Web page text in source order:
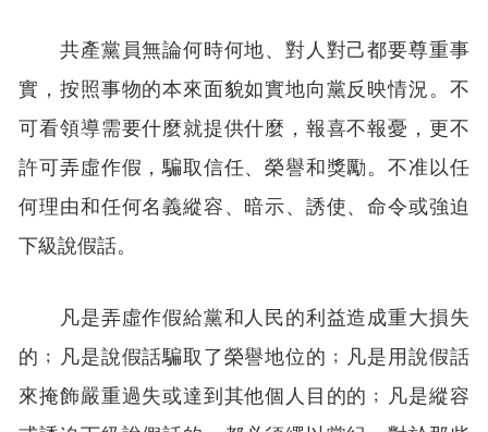
共產黨員無論何時何地、對人對己都要尊重事
實，按照事物的本來面貌如實地向黨反映情況。不
可看領導需要什麼就提供什麼，報喜不報憂，更不
許可弄虛作假，騙取信任、榮譽和獎勵。不准以任
何理由和任何名義縱容、暗示、誘使、命令或強迫
下級說假話。
凡是弄虛作假給黨和人民的利益造成重大損失
的﹔凡是說假話騙取了榮譽地位的﹔凡是用說假話
來掩飾嚴重過失或達到其他個人目的的﹔凡是縱容